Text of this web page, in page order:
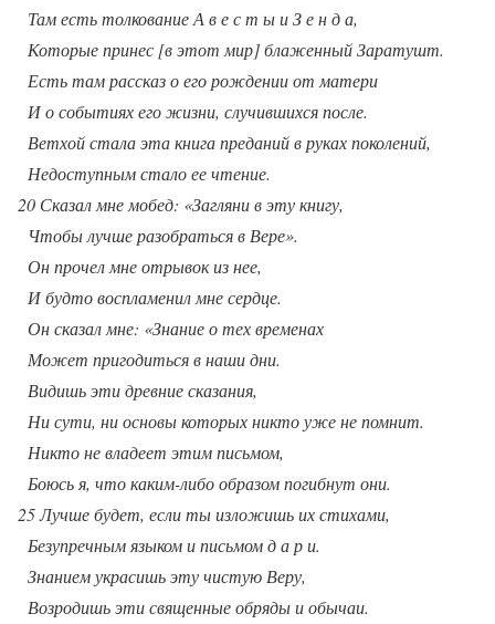
Там есть толкование А в е с т ы и З е н д а,
Которые принес [в этот мир] блаженный Заратушт.
Есть там рассказ о его рождении от матери
И о событиях его жизни, случившихся после.
Ветхой стала эта книга преданий в руках поколений,
Недоступным стало ее чтение.
20 Сказал мне мобед: «Загляни в эту книгу,
Чтобы лучше разобраться в Вере».
Он прочел мне отрывок из нее,
И будто воспламенил мне сердце.
Он сказал мне: «Знание о тех временах
Может пригодиться в наши дни.
Видишь эти древние сказания,
Ни сути, ни основы которых никто уже не помнит.
Никто не владеет этим письмом,
Боюсь я, что каким-либо образом погибнут они.
25 Лучше будет, если ты изложишь их стихами,
Безупречным языком и письмом д а р и.
Знанием украсишь эту чистую Веру,
Возродишь эти священные обряды и обычаи.